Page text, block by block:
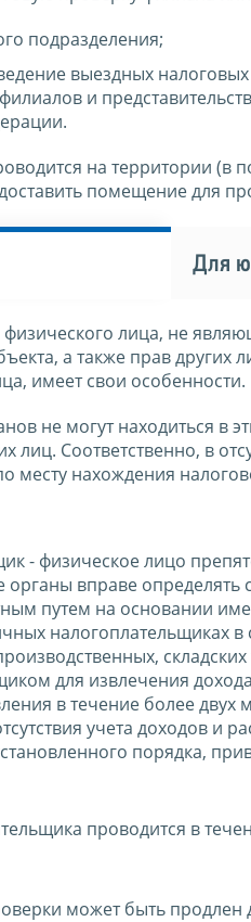
подразделения;
выездных
и
на территории (в
помещение для
Для
лица, не
а также прав
имеет свои особенности.
не могут находиться
Соответственно, в
месту нахождения
- физическое лицо
органы вправе
путем на основании
налогоплательщиках в
для извлечения
в течение более
учета доходов и
порядка,
проводится в
может быть продлен